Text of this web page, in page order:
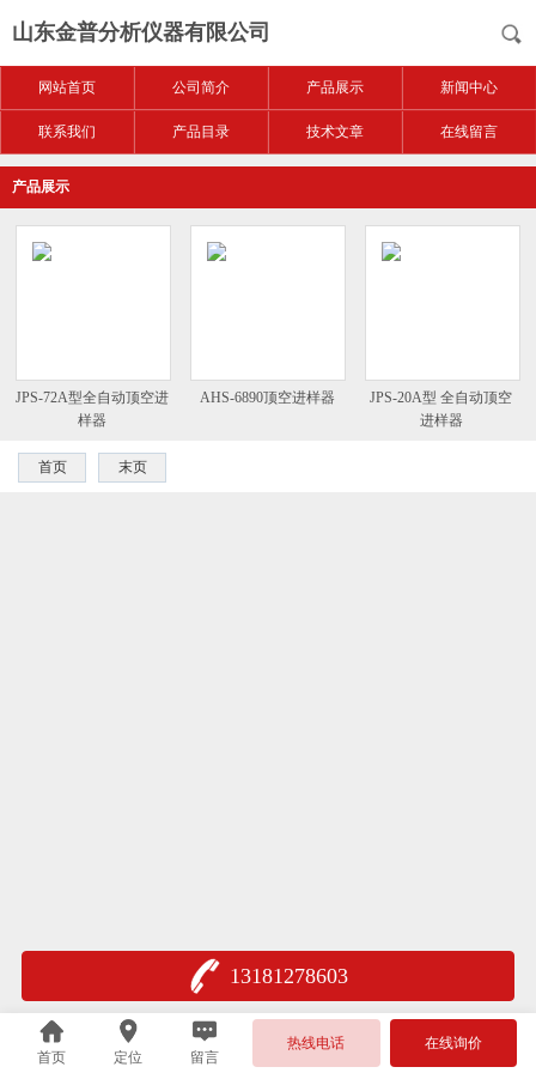
山东金普分析仪器有限公司
网站首页 公司简介 产品展示 新闻中心
联系我们 产品目录 技术文章 在线留言
产品展示
JPS-72A型全自动顶空进
样器
AHS-6890顶空进样器
JPS-20A型 全自动顶空
进样器
首页 末页
13181278603
首页 定位 留言
热线电话 在线询价